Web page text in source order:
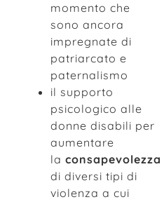
momento che
sono ancora
impregnate di
patriarcato e
paternalismo
il supporto
psicologico alle
donne disabili per
aumentare
la consapevolezza
di diversi tipi di
violenza a cui